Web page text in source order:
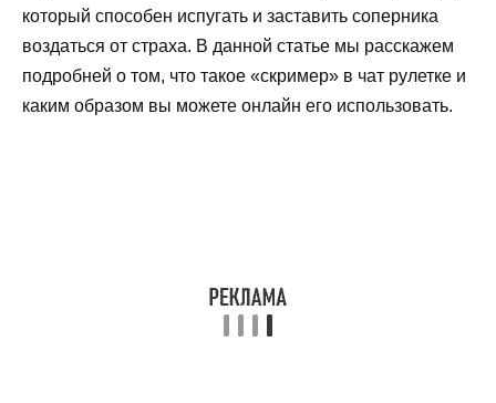
который способен испугать и заставить соперника
воздаться от страха. В данной статье мы расскажем
подробней о том, что такое «скример» в чат рулетке и
каким образом вы можете онлайн его использовать.